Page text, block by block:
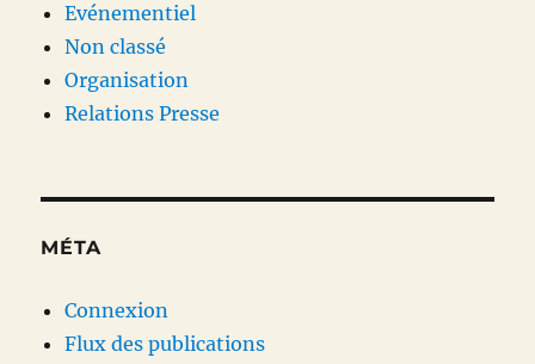
Evénementiel
Non classé
Organisation
Relations Presse
MÉTA
Connexion
Flux des publications